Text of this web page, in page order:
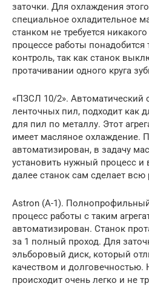
заточки. Для охлаждения
специальное охладительное
станком не требуется
процессе работы
контроль, так как станок
протачивании одного круга
«ПЗСЛ 10/2». Автоматический
ленточных пил, подходит как
для пил по металлу. Этот
имеет масляное охлаждение.
автоматизирован, в задачу
установить нужный процесс и
далее станок сам сделает всю
Astron (А-1).
процесс работы с таким
автоматизирован. Станок
за 1 полный проход. Для
эльборовый диск, который
качеством и долговечностью.
происходит очень легко и не